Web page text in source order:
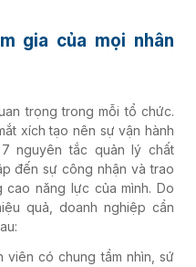
gia của mọi nhân
trọng trong mỗi tổ chức.
xích tạo nên sự vận hành
nguyên tắc quản lý chất
đến sự công nhận và trao
năng lực của mình. Do
quả, doanh nghiệp cần
có chung tầm nhìn, sứ